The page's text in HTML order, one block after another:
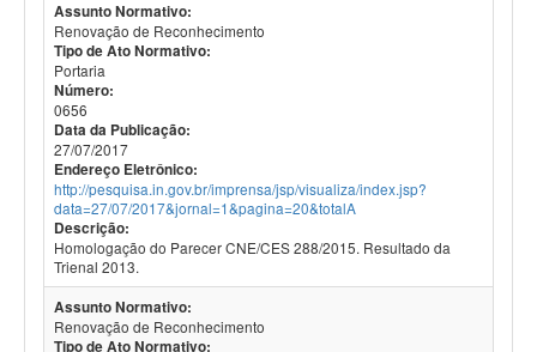
Assunto Normativo:
Renovação de Reconhecimento
Tipo de Ato Normativo:
Portaria
Número:
0656
Data da Publicação:
27/07/2017
Endereço Eletrônico:
http://pesquisa.in.gov.br/imprensa/jsp/visualiza/index.jsp?
data=27/07/2017&jornal=1&pagina=20&totalA
Descrição:
Homologação do Parecer CNE/CES 288/2015. Resultado da
Trienal 2013.
Assunto Normativo:
Renovação de Reconhecimento
Tipo de Ato Normativo: